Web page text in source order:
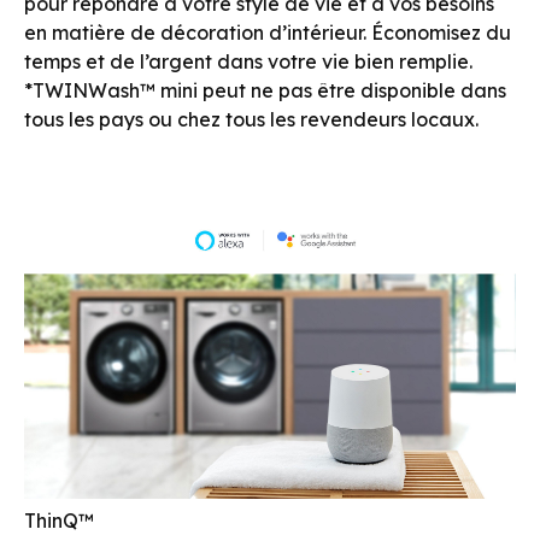
en matière de décoration d’intérieur. Économisez du
temps et de l’argent dans votre vie bien remplie.
*TWINWash™ mini peut ne pas être disponible dans
tous les pays ou chez tous les revendeurs locaux.
ThinQ™